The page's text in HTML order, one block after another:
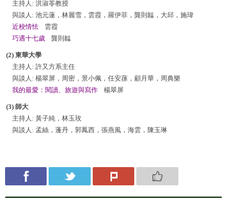
主持人: 洪淑苓教授
與談人: 池元蓮，林麗雪，雲霞，羅伊菲，龔則韞，大邱，施瑋
近校情怯 雲霞
巧遇十七歲 龔則韞
(2) 東華大學
主持人: 許又方系主任
與談人: 楊翠屏，周密，景小佩，任安蓀，顧月華，周典樂
我的最愛：閱讀、旅遊與寫作 楊翠屏
(3) 師大
主持人: 黃子純，林玉玫
與談人: 孟絲，蓬丹，郭鳳西，張燕風，海雲，陳玉琳